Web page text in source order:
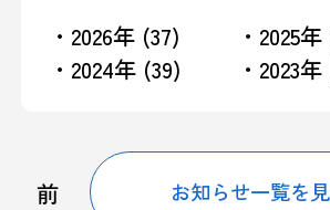
・2026年 (37)
・2025
・2024年 (39)
・2023
前 お知らせ一覧を